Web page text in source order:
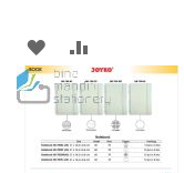
ADD
TO
WISH
LIST
TO
COMPARE